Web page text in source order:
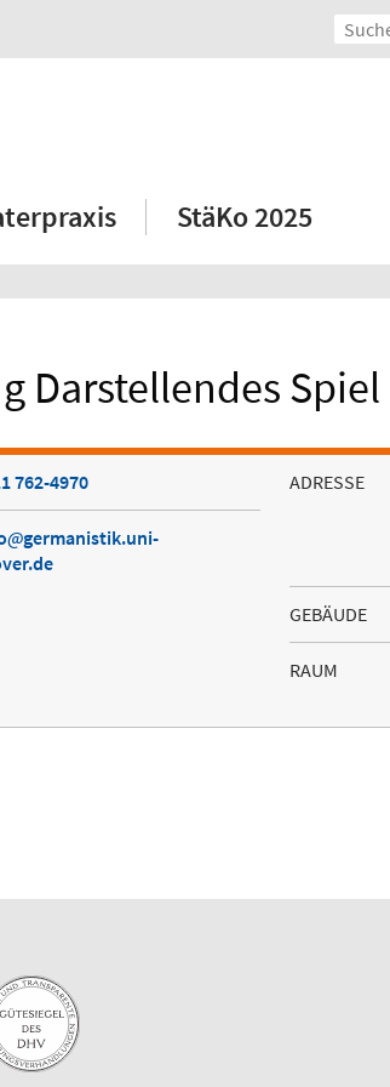
StäKo 2025
Darstellendes Spiel
762-4970
germanistik.uni-
ADRESSE
GEBÄUDE
RAUM